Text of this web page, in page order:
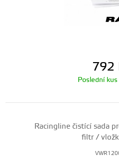
792
Poslední
Racingline čistící sada
filtr /